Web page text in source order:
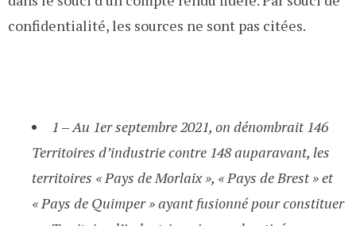
confidentialité, les sources ne sont pas citées.
1 ‒ Au 1er septembre 2021, on dénombrait 146
Territoires d’industrie contre 148 auparavant, les
territoires « Pays de Morlaix », « Pays de Brest » et
« Pays de Quimper » ayant fusionné pour constituer